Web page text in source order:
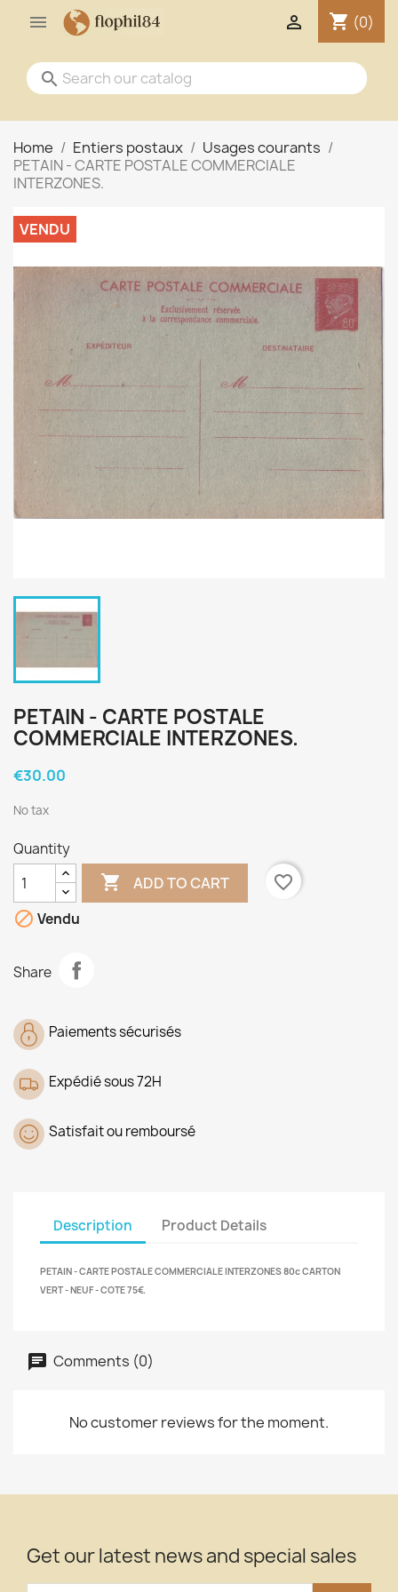
 shopping_cart (0)

search
Home Entiers postaux
Usages courants
PETAIN - CARTE POSTALE COMMERCIALE
INTERZONES.
VENDU
PETAIN - CARTE POSTALE
COMMERCIALE INTERZONES.
€30.00
No tax
Quantity
 ADD TO CART
favorite_border
 Vendu
Share
Paiements sécurisés
Expédié sous 72H
Satisfait ou remboursé
Description Product Details
PETAIN - CARTE POSTALE COMMERCIALE INTERZONES 80c CARTON
VERT - NEUF - COTE 75€.
Comments (0)
No customer reviews for the moment.
Get our latest news and special sales